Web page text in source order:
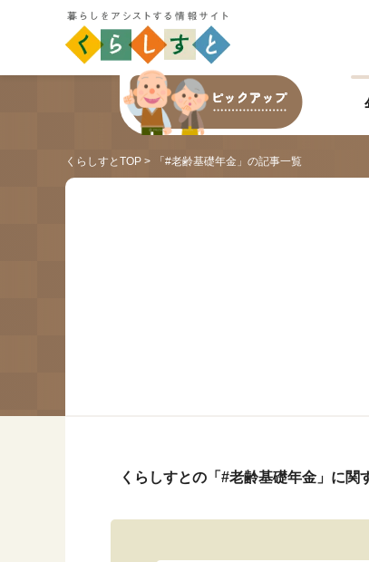
くらしすとTOP 「#老齢基礎年金」の記事一覧
くらしすとの「#老齢基礎年金」に関